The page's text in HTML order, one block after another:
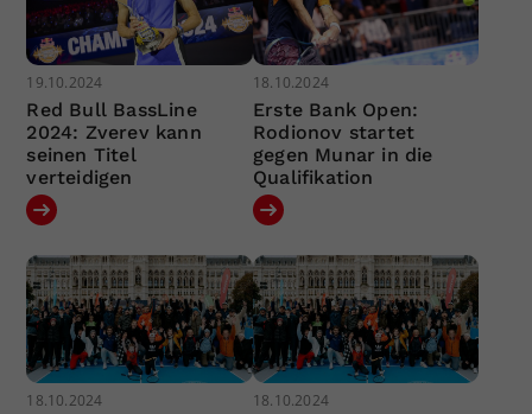
19.10.2024
Red Bull BassLine
2024: Zverev kann
seinen Titel
verteidigen
18.10.2024
Erste Bank Open:
Rodionov startet
gegen Munar in die
Qualifikation
18.10.2024 18.10.2024